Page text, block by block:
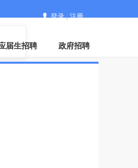
登录|注册
届生招聘 政府招聘